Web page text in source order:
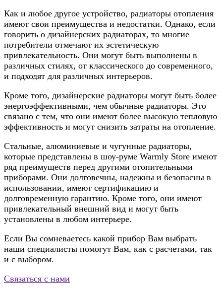
Как и любое другое устройство, радиаторы отопления
имеют свои преимущества и недостатки. Однако, если
говорить о дизайнерских радиаторах, то многие
потребители отмечают их эстетическую
привлекательность. Они могут быть выполнены в
различных стилях, от классического до современного,
и подходят для различных интерьеров.
Кроме того, дизайнерские радиаторы могут быть более
энергоэффективными, чем обычные радиаторы. Это
связано с тем, что они имеют более высокую тепловую
эффективность и могут снизить затраты на отопление.
Стальные, алюминиевые и чугунные радиаторы,
которые представлены в шоу-руме Warmly Store имеют
ряд преимуществ перед другими отопительными
приборами. Они долговечны, надежны и безопасны в
использовании, имеют сертификацию и
долговременную гарантию. Кроме того, они имеют
привлекательный внешний вид и могут быть
установлены в любом интерьере.
Если Вы сомневаетесь какой прибор Вам выбрать
наши специалисты помогут Вам, как с расчетами, так
и с выбором.
Связаться с нами